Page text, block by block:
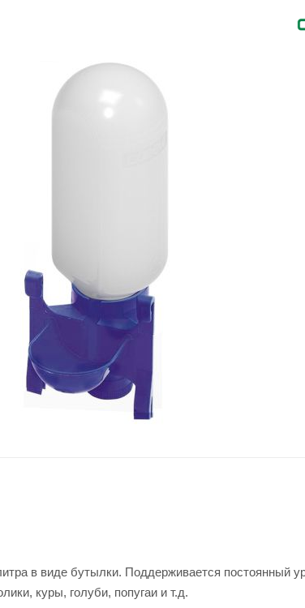
в виде бутылки. Поддерживается постоянный
куры, голуби, попугаи и т.д.